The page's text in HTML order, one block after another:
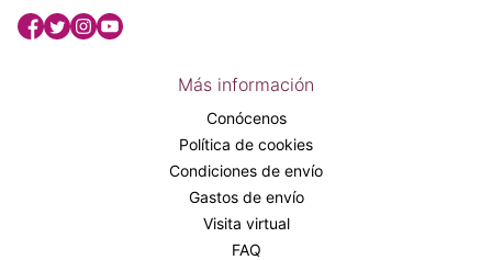
Más información
Conócenos
Política de cookies
Condiciones de envío
Gastos de envío
Visita virtual
FAQ